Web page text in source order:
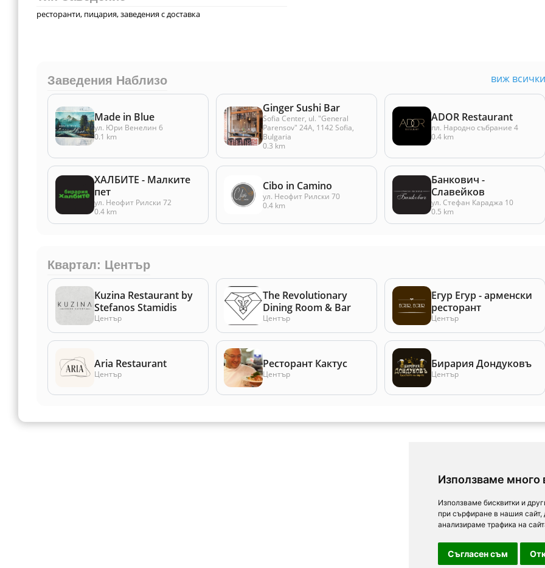
Използваме много
Използваме бисквитки и
при сърфиране в нашия
анализираме трафика на
Съгласен съм
ресторанти, пицария, заведения с доставка
Заведения Наблизо виж всички
Made in Blue
ул. Юри Венелин 6
0.1 km
Ginger Sushi Bar
Sofia Center, ul. "General
Parensov" 24А, 1142 Sofia,
Bulgaria
0.3 km
ADOR Restaurant
пл. Народно събрание 4
0.4 km
ХАЛБИТЕ - Mалките
пет
ул. Неофит Рилски 72
0.4 km
Cibo in Camino
ул. Неофит Рилски 70
0.4 km
Банкович -
Славейков
ул. Стефан Караджа 10
0.5 km
Квартал: Център
Kuzina Restaurant by
Stefanos Stamidis
Център
The Revolutionary
Dining Room & Bar
Център
Егур Егур - арменски
ресторант
Център
Aria Restaurant
Център
Ресторант Кактус
Център
Бирария Дондуковъ
Център